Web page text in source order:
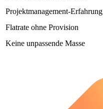
Projektmanagement-Erfahrung
Flatrate ohne Provision
Keine unpassende Masse